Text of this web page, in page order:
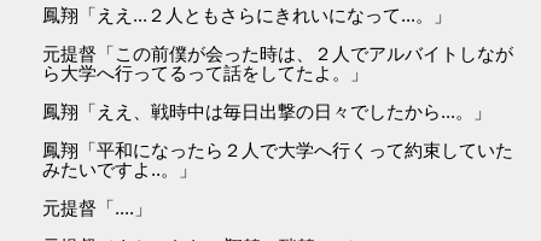
鳳翔「ええ...２人ともさらにきれいになって...。」
元提督「この前僕が会った時は、２人でアルバイトしなが
ら大学へ行ってるって話をしてたよ。」
鳳翔「ええ、戦時中は毎日出撃の日々でしたから...。」
鳳翔「平和になったら２人で大学へ行くって約束していた
みたいですよ..。」
元提督「....」